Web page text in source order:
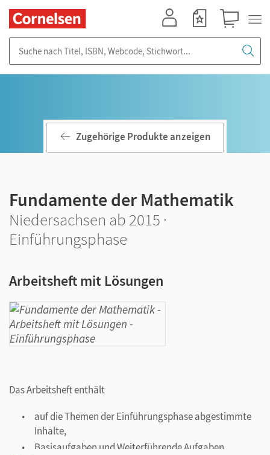
Zugehörige Produkte anzeigen
Fundamente der Mathematik
Niedersachsen ab 2015 ·
Einführungsphase
Arbeitsheft mit Lösungen
Das Arbeitsheft enthält
auf die Themen der Einführungsphase abgestimmte
Inhalte,
Basisaufgaben und Weiterführende Aufgaben,